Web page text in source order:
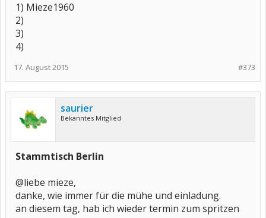
1) Mieze1960
2)
3)
4)
#373
17. August 2015
saurier
Bekanntes Mitglied
Stammtisch Berlin
@liebe mieze,
danke, wie immer für die mühe und einladung.
an diesem tag, hab ich wieder termin zum spritzen